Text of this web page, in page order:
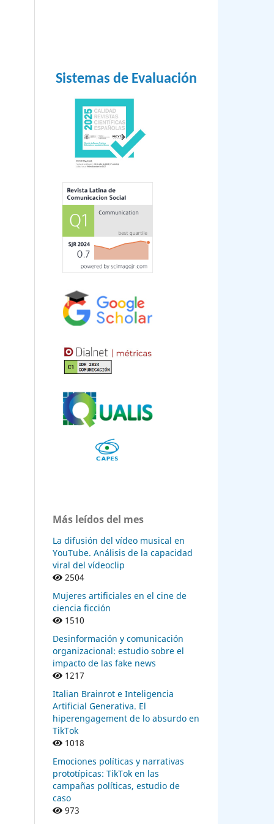
Sistemas de Evaluación
Más leídos del mes
La difusión del vídeo musical en
YouTube. Análisis de la capacidad
viral del vídeoclip
2504
Mujeres artificiales en el cine de
ciencia ficción
1510
Desinformación y comunicación
organizacional: estudio sobre el
impacto de las fake news
1217
Italian Brainrot e Inteligencia
Artificial Generativa. El
hiperengagement de lo absurdo en
TikTok
1018
Emociones políticas y narrativas
prototípicas: TikTok en las
campañas políticas, estudio de
caso
973